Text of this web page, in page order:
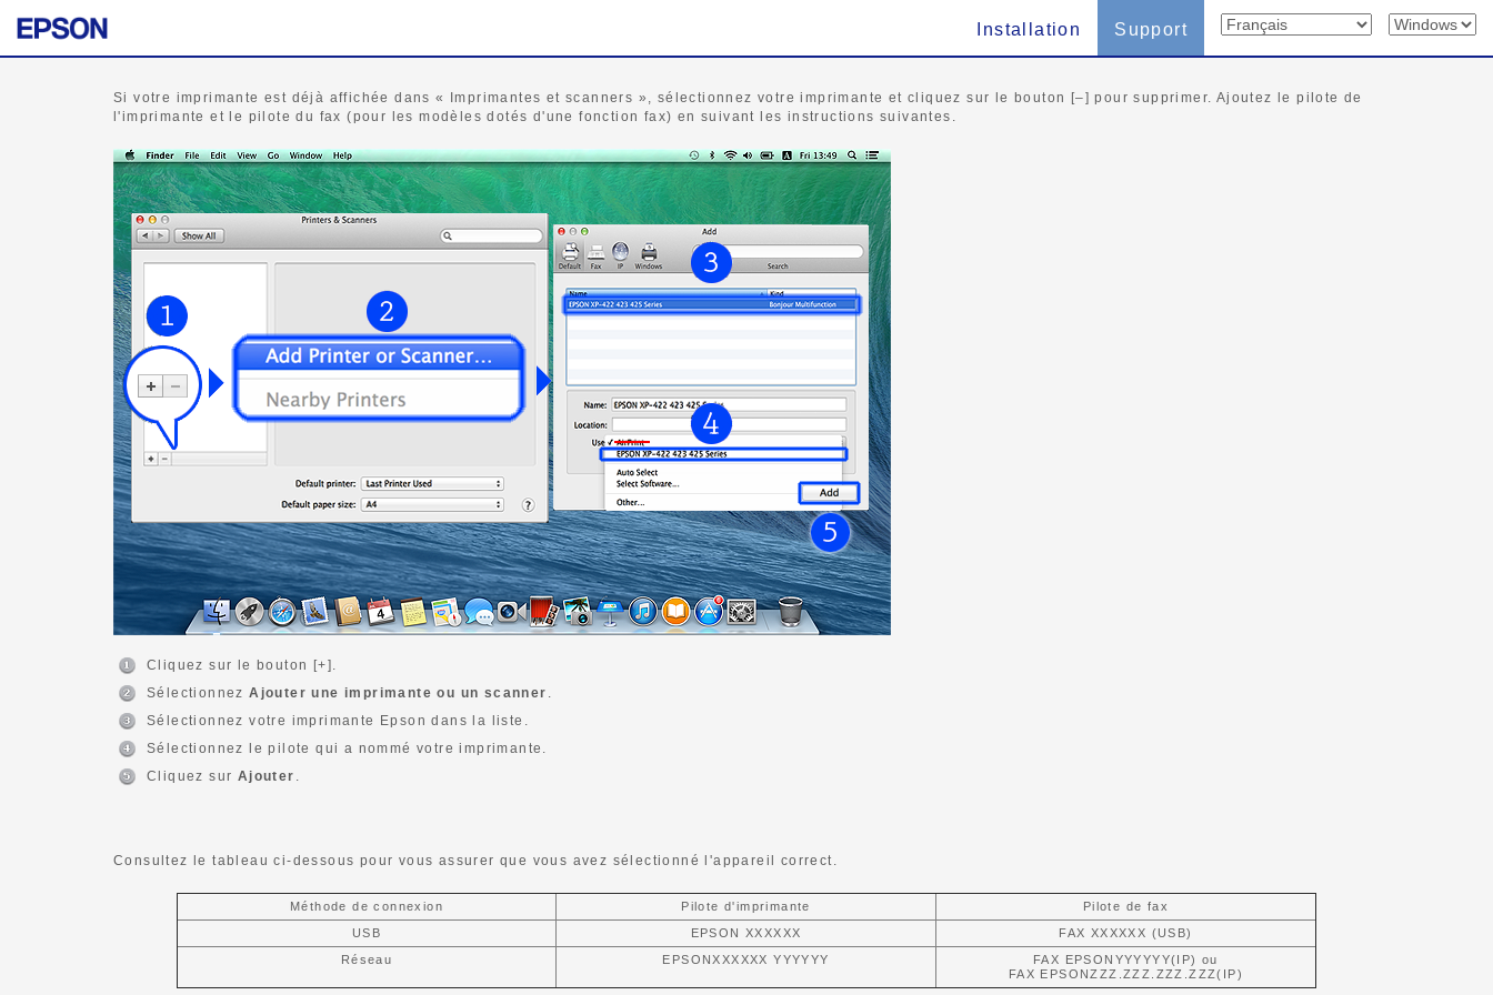
Installation Support
Si votre imprimante est déjà affichée dans « Imprimantes et scanners », sélectionnez votre imprimante et cliquez sur le bouton [–] pour supprimer. Ajoutez le pilote de
l'imprimante et le pilote du fax (pour les modèles dotés d'une fonction fax) en suivant les instructions suivantes.
Cliquez sur le bouton [+].
SélectionnezAjouter une imprimante ou un scanner .
Sélectionnez votre imprimante Epson dans la liste.
Sélectionnez le pilote qui a nommé votre imprimante.
Cliquez sur Ajouter .
Consultez le tableau ci-dessous pour vous assurer que vous avez sélectionné l'appareil correct.
Méthode de connexion Pilote d'imprimante
Pilote de fax
USB
EPSON XXXXXX
FAX XXXXXX (USB)
Réseau
EPSONXXXXXX YYYYYY
FAX EPSONYYYYYY(IP) ou
FAX EPSONZZZ.ZZZ.ZZZ.ZZZ(IP)